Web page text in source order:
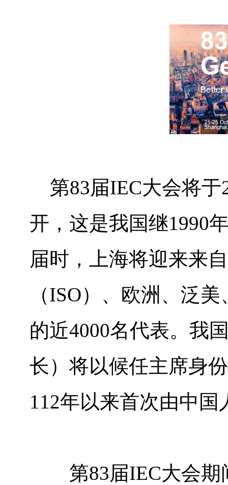
第83届IEC大会将于
开，这是我国继1990
届时，上海将迎来来自
（ISO）、欧洲、泛
的近4000名代表。我
长）将以候任主席身
112年以来首次由中国
第83届IEC大会期